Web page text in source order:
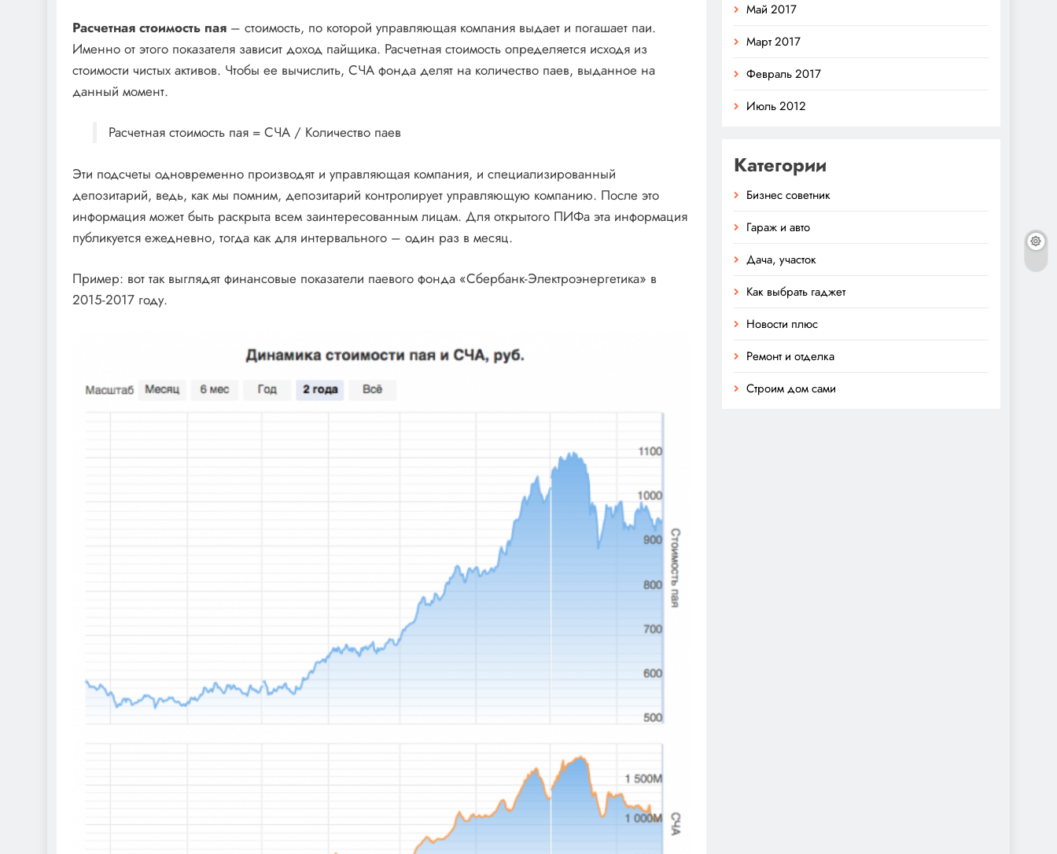
Расчетная стоимость пая – стоимость, по которой управляющая компания выдает и погашает паи.
Именно от этого показателя зависит доход пайщика. Расчетная стоимость определяется исходя из
стоимости чистых активов. Чтобы ее вычислить, СЧА фонда делят на количество паев, выданное на
данный момент.
Расчетная стоимость пая = СЧА / Количество паев
Эти подсчеты одновременно производят и управляющая компания, и специализированный
депозитарий, ведь, как мы помним, депозитарий контролирует управляющую компанию. После это
информация может быть раскрыта всем заинтересованным лицам. Для открытого ПИФа эта информация
публикуется ежедневно, тогда как для интервального – один раз в месяц.
Пример: вот так выглядят финансовые показатели паевого фонда «Сбербанк-Электроэнергетика» в
2015-2017 году.
Май 2017
Март 2017
Февраль 2017
Июль 2012
Категории
Бизнес советник
Гараж и авто
Дача, участок
Как выбрать гаджет
Новости плюс
Ремонт и отделка
Строим дом сами